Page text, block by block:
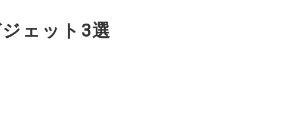
ジェット3選